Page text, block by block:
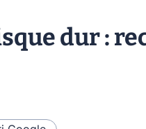
dur :